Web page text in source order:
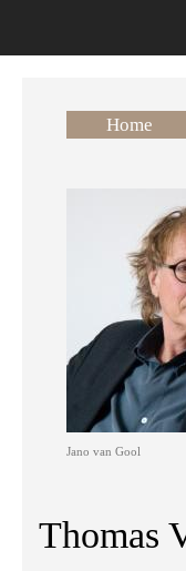
Home
Jano van Gool
Thomas